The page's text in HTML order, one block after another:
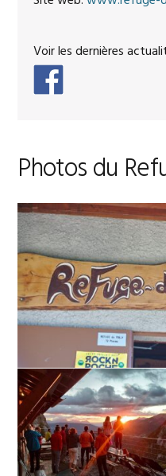
Voir les dernières
Photos du